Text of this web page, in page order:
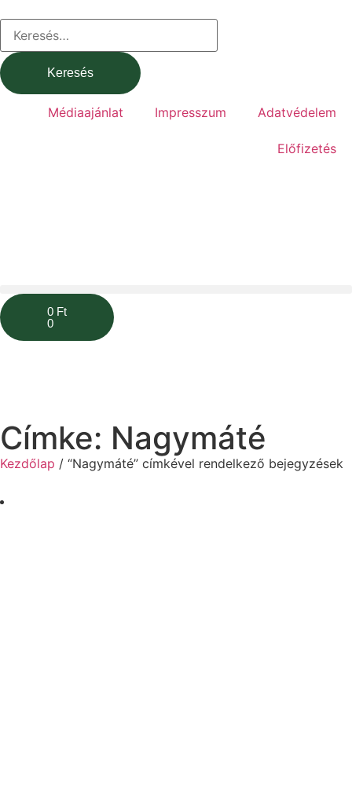
Médiaajánlat Impresszum Adatvédelem
Előfizetés
0 Ft
0
Címke: Nagymáté
Kezdőlap / “Nagymáté” címkével rendelkező bejegyzések